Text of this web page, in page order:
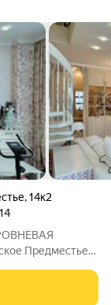
,14к2
Предместье"
ОПИСАНИЕ